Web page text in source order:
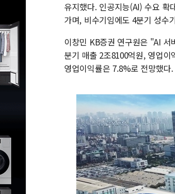
유지했다. 인공지능(AI) 수요 확
가며, 비수기임에도 4분기 성수
이창민 KB증권 연구원은 "AI
분기 매출 2조8100억원, 영업
영업이익률은 7.8%로 전망했다.